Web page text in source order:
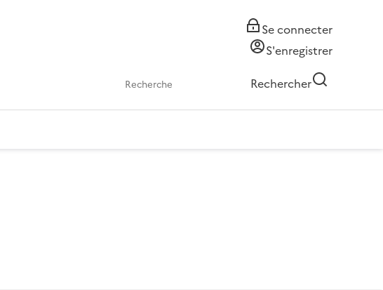
Se connecter
S'enregistrer
Rechercher